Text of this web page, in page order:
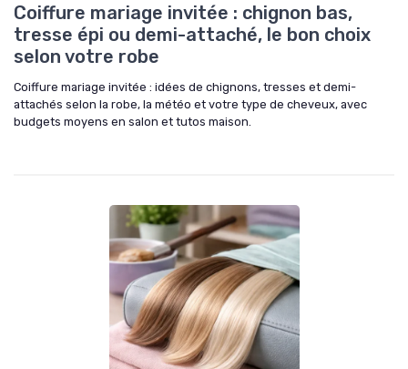
Coiffure mariage invitée : chignon bas,
tresse épi ou demi-attaché, le bon choix
selon votre robe
Coiffure mariage invitée : idées de chignons, tresses et demi-
attachés selon la robe, la météo et votre type de cheveux, avec
budgets moyens en salon et tutos maison.